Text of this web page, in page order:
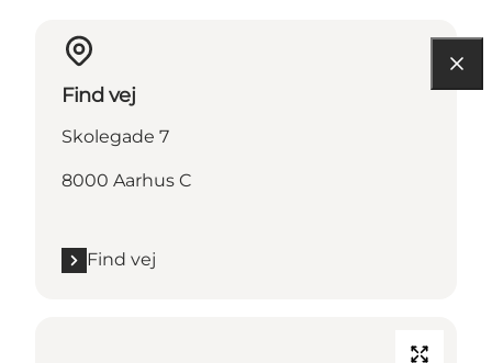
Find vej
Skolegade 7
8000 Aarhus C
Find vej